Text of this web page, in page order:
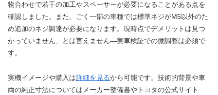
物合わせで若干の加工やスペーサーが必要になることがある点を
確認しました。また、ごく一部の車種では標準ネジがM5以外のた
め追加のネジ調達が必要になります。現時点でデメリットは見つ
かっていません、とは言えません—実車検証での微調整は必須で
す。
実機イメージや購入は詳細を見るから可能です。技術的背景や車
両の純正寸法についてはメーカー整備書やトヨタの公式サイト